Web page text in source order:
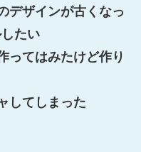
デザインが古くなっ
たい
ってはみたけど作り
してしまった